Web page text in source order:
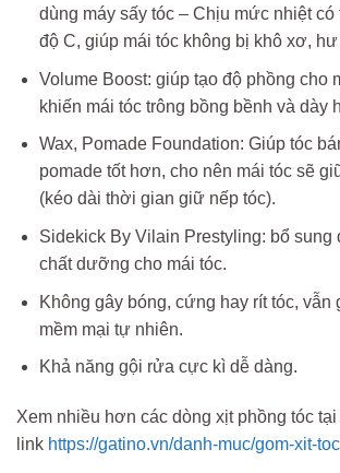
dùng máy sấy tóc – Chịu mức nhiệt có
độ C, giúp mái tóc không bị khô xơ, hư
Volume Boost: giúp tạo độ phồng cho
khiến mái tóc trông bồng bềnh và dày
Wax, Pomade Foundation: Giúp tóc
pomade tốt hơn, cho nên mái tóc sẽ
(kéo dài thời gian giữ nếp tóc).
Sidekick By Vilain Prestyling: bổ sung
chất dưỡng cho mái tóc.
Không gây bóng, cứng hay rít tóc,
mềm mại tự nhiên.
Khả năng gội rửa cực kì dễ dàng.
Xem nhiều hơn các dòng xịt phồng tóc tại
link https://gatino.vn/danh-muc/gom-xit-